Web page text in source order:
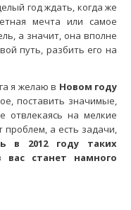
год ждать, когда же
мечта или самое
а значит, она вполне
путь, разбить его на
я желаю в Новом году
поставить значимые,
на мелкие
а есть задачи,
в 2012 году таких
станет намного